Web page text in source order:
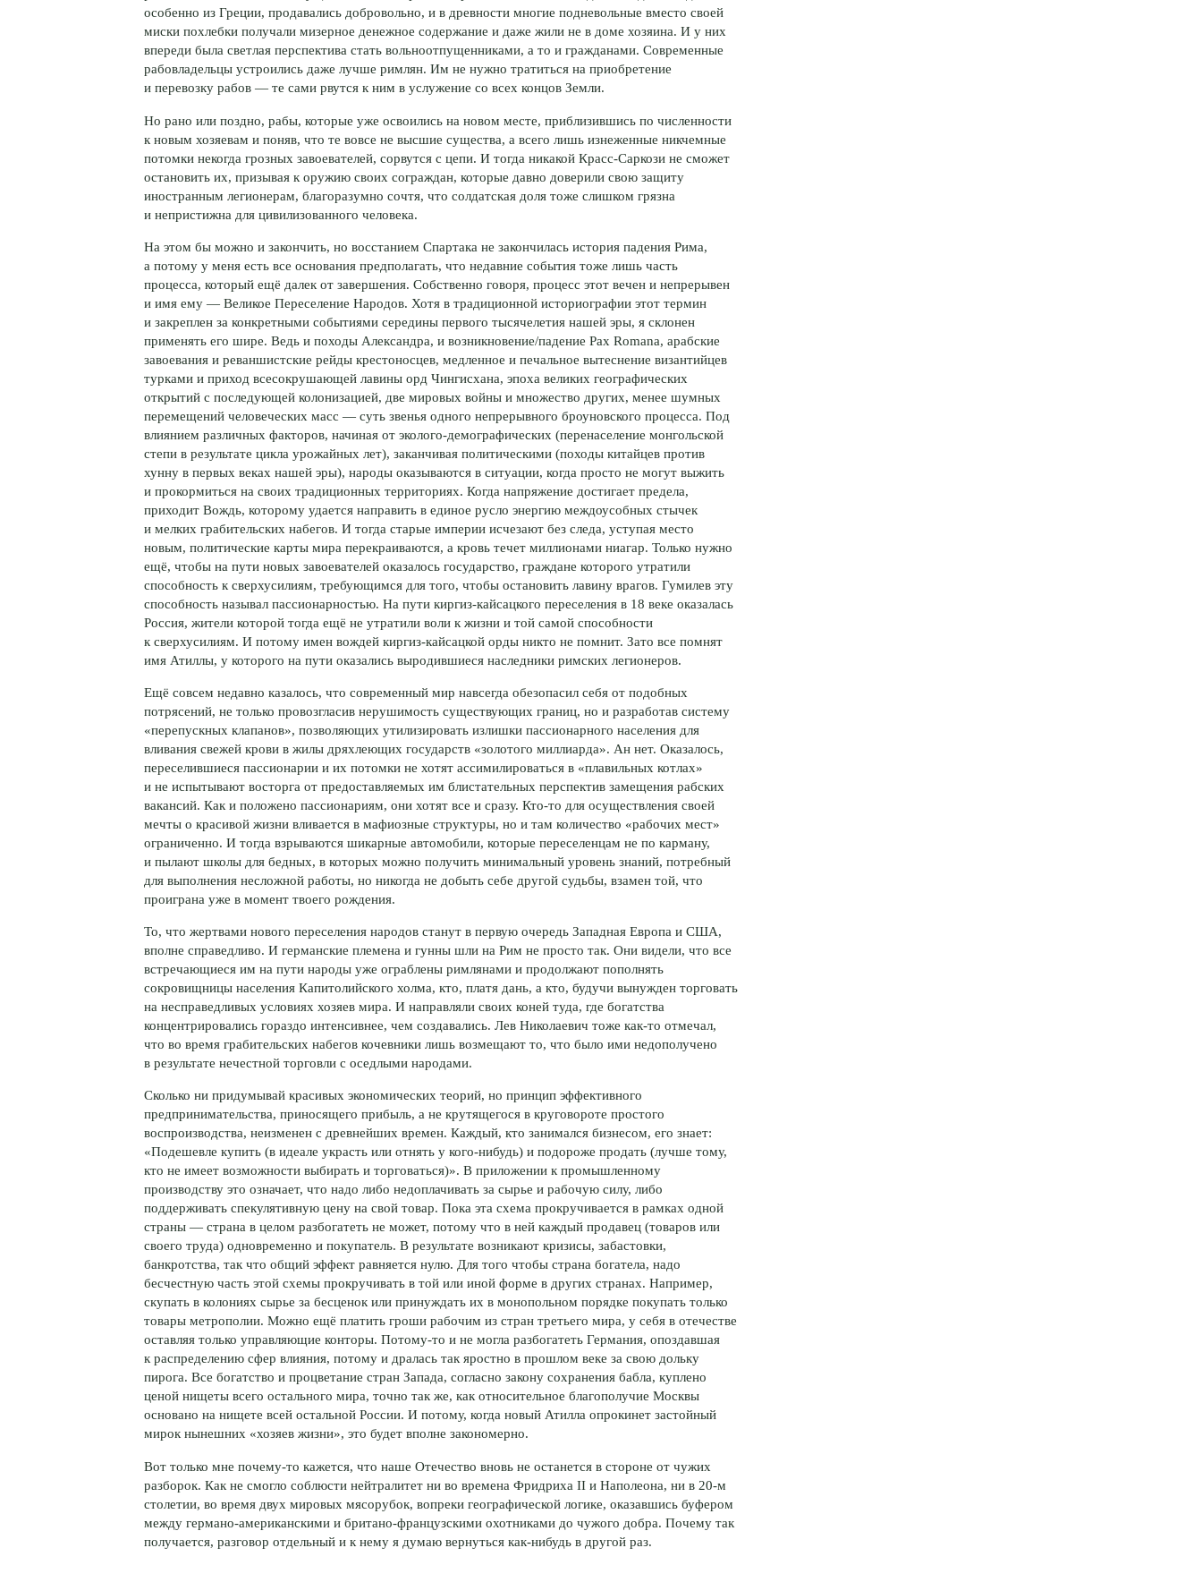
особенно из Греции, продавались добровольно, и в древности многие подневольные вместо своей
миски похлебки получали мизерное денежное содержание и даже жили не в доме хозяина. И у них
впереди была светлая перспектива стать вольноотпущенниками, а то и гражданами. Современные
рабовладельцы устроились даже лучше римлян. Им не нужно тратиться на приобретение
и перевозку рабов — те сами рвутся к ним в услужение со всех концов Земли.
Но рано или поздно, рабы, которые уже освоились на новом месте, приблизившись по численности
к новым хозяевам и поняв, что те вовсе не высшие существа, а всего лишь изнеженные никчемные
потомки некогда грозных завоевателей, сорвутся с цепи. И тогда никакой Красс-Саркози не сможет
остановить их, призывая к оружию своих сограждан, которые давно доверили свою защиту
иностранным легионерам, благоразумно сочтя, что солдатская доля тоже слишком грязна
и непристижна для цивилизованного человека.
На этом бы можно и закончить, но восстанием Спартака не закончилась история падения Рима,
а потому у меня есть все основания предполагать, что недавние события тоже лишь часть
процесса, который ещё далек от завершения. Собственно говоря, процесс этот вечен и непрерывен
и имя ему — Великое Переселение Народов. Хотя в традиционной историографии этот термин
и закреплен за конкретными событиями середины первого тысячелетия нашей эры, я склонен
применять его шире. Ведь и походы Александра, и возникновение/падение Pax Romana, арабские
завоевания и реваншистские рейды крестоносцев, медленное и печальное вытеснение византийцев
турками и приход всесокрушающей лавины орд Чингисхана, эпоха великих географических
открытий с последующей колонизацией, две мировых войны и множество других, менее шумных
перемещений человеческих масс — суть звенья одного непрерывного броуновского процесса. Под
влиянием различных факторов, начиная от эколого-демографических (перенаселение монгольской
степи в результате цикла урожайных лет), заканчивая политическими (походы китайцев против
хунну в первых веках нашей эры), народы оказываются в ситуации, когда просто не могут выжить
и прокормиться на своих традиционных территориях. Когда напряжение достигает предела,
приходит Вождь, которому удается направить в единое русло энергию междоусобных стычек
и мелких грабительских набегов. И тогда старые империи исчезают без следа, уступая место
новым, политические карты мира перекраиваются, а кровь течет миллионами ниагар. Только нужно
ещё, чтобы на пути новых завоевателей оказалось государство, граждане которого утратили
способность к сверхусилиям, требующимся для того, чтобы остановить лавину врагов. Гумилев эту
способность называл пассионарностью. На пути киргиз-кайсацкого переселения в 18 веке оказалась
Россия, жители которой тогда ещё не утратили воли к жизни и той самой способности
к сверхусилиям. И потому имен вождей киргиз-кайсацкой орды никто не помнит. Зато все помнят
имя Атиллы, у которого на пути оказались выродившиеся наследники римских легионеров.
Ещё совсем недавно казалось, что современный мир навсегда обезопасил себя от подобных
потрясений, не только провозгласив нерушимость существующих границ, но и разработав систему
«перепускных клапанов», позволяющих утилизировать излишки пассионарного населения для
вливания свежей крови в жилы дряхлеющих государств «золотого миллиарда». Ан нет. Оказалось,
переселившиеся пассионарии и их потомки не хотят ассимилироваться в «плавильных котлах»
и не испытывают восторга от предоставляемых им блистательных перспектив замещения рабских
вакансий. Как и положено пассионариям, они хотят все и сразу. Кто-то для осуществления своей
мечты о красивой жизни вливается в мафиозные структуры, но и там количество «рабочих мест»
ограниченно. И тогда взрываются шикарные автомобили, которые переселенцам не по карману,
и пылают школы для бедных, в которых можно получить минимальный уровень знаний, потребный
для выполнения несложной работы, но никогда не добыть себе другой судьбы, взамен той, что
проиграна уже в момент твоего рождения.
То, что жертвами нового переселения народов станут в первую очередь Западная Европа и США,
вполне справедливо. И германские племена и гунны шли на Рим не просто так. Они видели, что все
встречающиеся им на пути народы уже ограблены римлянами и продолжают пополнять
сокровищницы населения Капитолийского холма, кто, платя дань, а кто, будучи вынужден торговать
на несправедливых условиях хозяев мира. И направляли своих коней туда, где богатства
концентрировались гораздо интенсивнее, чем создавались. Лев Николаевич тоже как-то отмечал,
что во время грабительских набегов кочевники лишь возмещают то, что было ими недополучено
в результате нечестной торговли с оседлыми народами.
Сколько ни придумывай красивых экономических теорий, но принцип эффективного
предпринимательства, приносящего прибыль, а не крутящегося в круговороте простого
воспроизводства, неизменен с древнейших времен. Каждый, кто занимался бизнесом, его знает:
«Подешевле купить (в идеале украсть или отнять у кого-нибудь) и подороже продать (лучше тому,
кто не имеет возможности выбирать и торговаться)». В приложении к промышленному
производству это означает, что надо либо недоплачивать за сырье и рабочую силу, либо
поддерживать спекулятивную цену на свой товар. Пока эта схема прокручивается в рамках одной
страны — страна в целом разбогатеть не может, потому что в ней каждый продавец (товаров или
своего труда) одновременно и покупатель. В результате возникают кризисы, забастовки,
банкротства, так что общий эффект равняется нулю. Для того чтобы страна богатела, надо
бесчестную часть этой схемы прокручивать в той или иной форме в других странах. Например,
скупать в колониях сырье за бесценок или принуждать их в монопольном порядке покупать только
товары метрополии. Можно ещё платить гроши рабочим из стран третьего мира, у себя в отечестве
оставляя только управляющие конторы. Потому-то и не могла разбогатеть Германия, опоздавшая
к распределению сфер влияния, потому и дралась так яростно в прошлом веке за свою дольку
пирога. Все богатство и процветание стран Запада, согласно закону сохранения бабла, куплено
ценой нищеты всего остального мира, точно так же, как относительное благополучие Москвы
основано на нищете всей остальной России. И потому, когда новый Атилла опрокинет застойный
мирок нынешних «хозяев жизни», это будет вполне закономерно.
Вот только мне почему-то кажется, что наше Отечество вновь не останется в стороне от чужих
разборок. Как не смогло соблюсти нейтралитет ни во времена Фридриха II и Наполеона, ни в 20-м
столетии, во время двух мировых мясорубок, вопреки географической логике, оказавшись буфером
между германо-американскими и британо-французскими охотниками до чужого добра. Почему так
получается, разговор отдельный и к нему я думаю вернуться как-нибудь в другой раз.